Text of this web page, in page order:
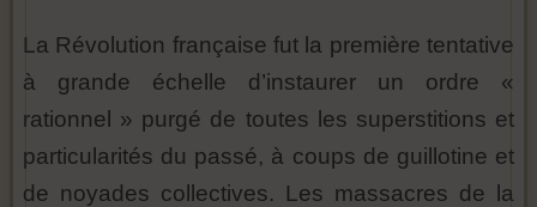
La Révolution française fut la première tentative
à grande échelle d’instaurer un ordre «
rationnel » purgé de toutes les superstitions et
particularités du passé, à coups de guillotine et
de noyades collectives. Les massacres de la